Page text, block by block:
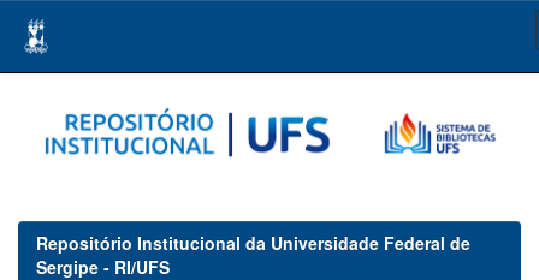
navigation
Repositório Institucional da Universidade Federal de
Sergipe - RI/UFS